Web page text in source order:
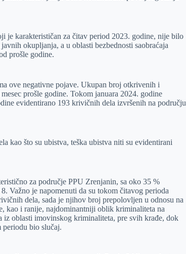
je karakterističan za čitav period 2023. godine, nije bilo
okupljanja, a u oblasti bezbednosti saobraćaja
prošle godine.
ove negativne pojave. Ukupan broj otkrivenih i
prošle godine. Tokom januara 2024. godine
evidentirano 193 krivičnih dela izvršenih na području
kao što su ubistva, teška ubistva niti su evidentirani
za područje PPU Zrenjanin, sa oko 35 %
Važno je napomenuti da su tokom čitavog perioda
dela, sada je njihov broj prepolovljen u odnosu na
kao i ranije, najdominantniji oblik kriminaliteta na
oblasti imovinskog kriminaliteta, pre svih krađe, dok
periodu bio slučaj.